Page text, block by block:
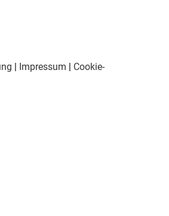
Impressum
Cookie-